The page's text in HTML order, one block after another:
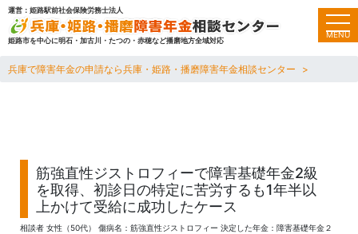
MENU
運営：姫路駅前社会保険労務士法人
姫路市を中心に明石・加古川・たつの・赤穂など播磨地方全域対応
兵庫で障害年金の申請なら兵庫・姫路・播磨障害年金相談センター
筋強直性ジストロフィーで障害基礎年金2級
を取得、初診日の特定に苦労するも1年半以
上かけて受給に成功したケース
相談者 女性（50代） 傷病名：筋強直性ジストロフィー 決定した年金：障害基礎年金２